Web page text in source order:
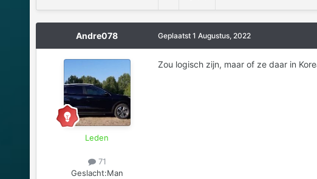
Andre078
Leden
71
Geslacht:Man
Geplaatst 1 Augustus, 2022
Zou logisch zijn, maar of ze daar in